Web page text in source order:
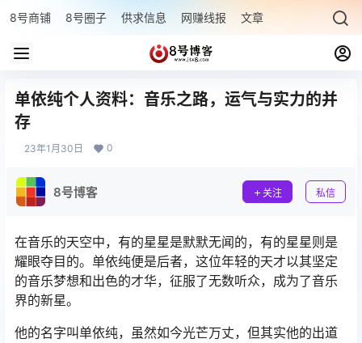
8号商铺 8号圈子 供求信息 网赚线报 文章专题 最新文章
单依纯个人资料：音乐之路，运气与实力的并
存
23年1月30日 0
8号博客 关注 私信
在音乐的天空中，有的星星是默默无闻的，有的星星则是
耀眼夺目的。单依纯便是后者，这位年轻的天才以其坚定
的音乐梦想和出色的才华，征服了无数听众，成为了音乐
界的新星。
他的名字叫单依纯，虽然如今光芒万丈，但其实他的出道